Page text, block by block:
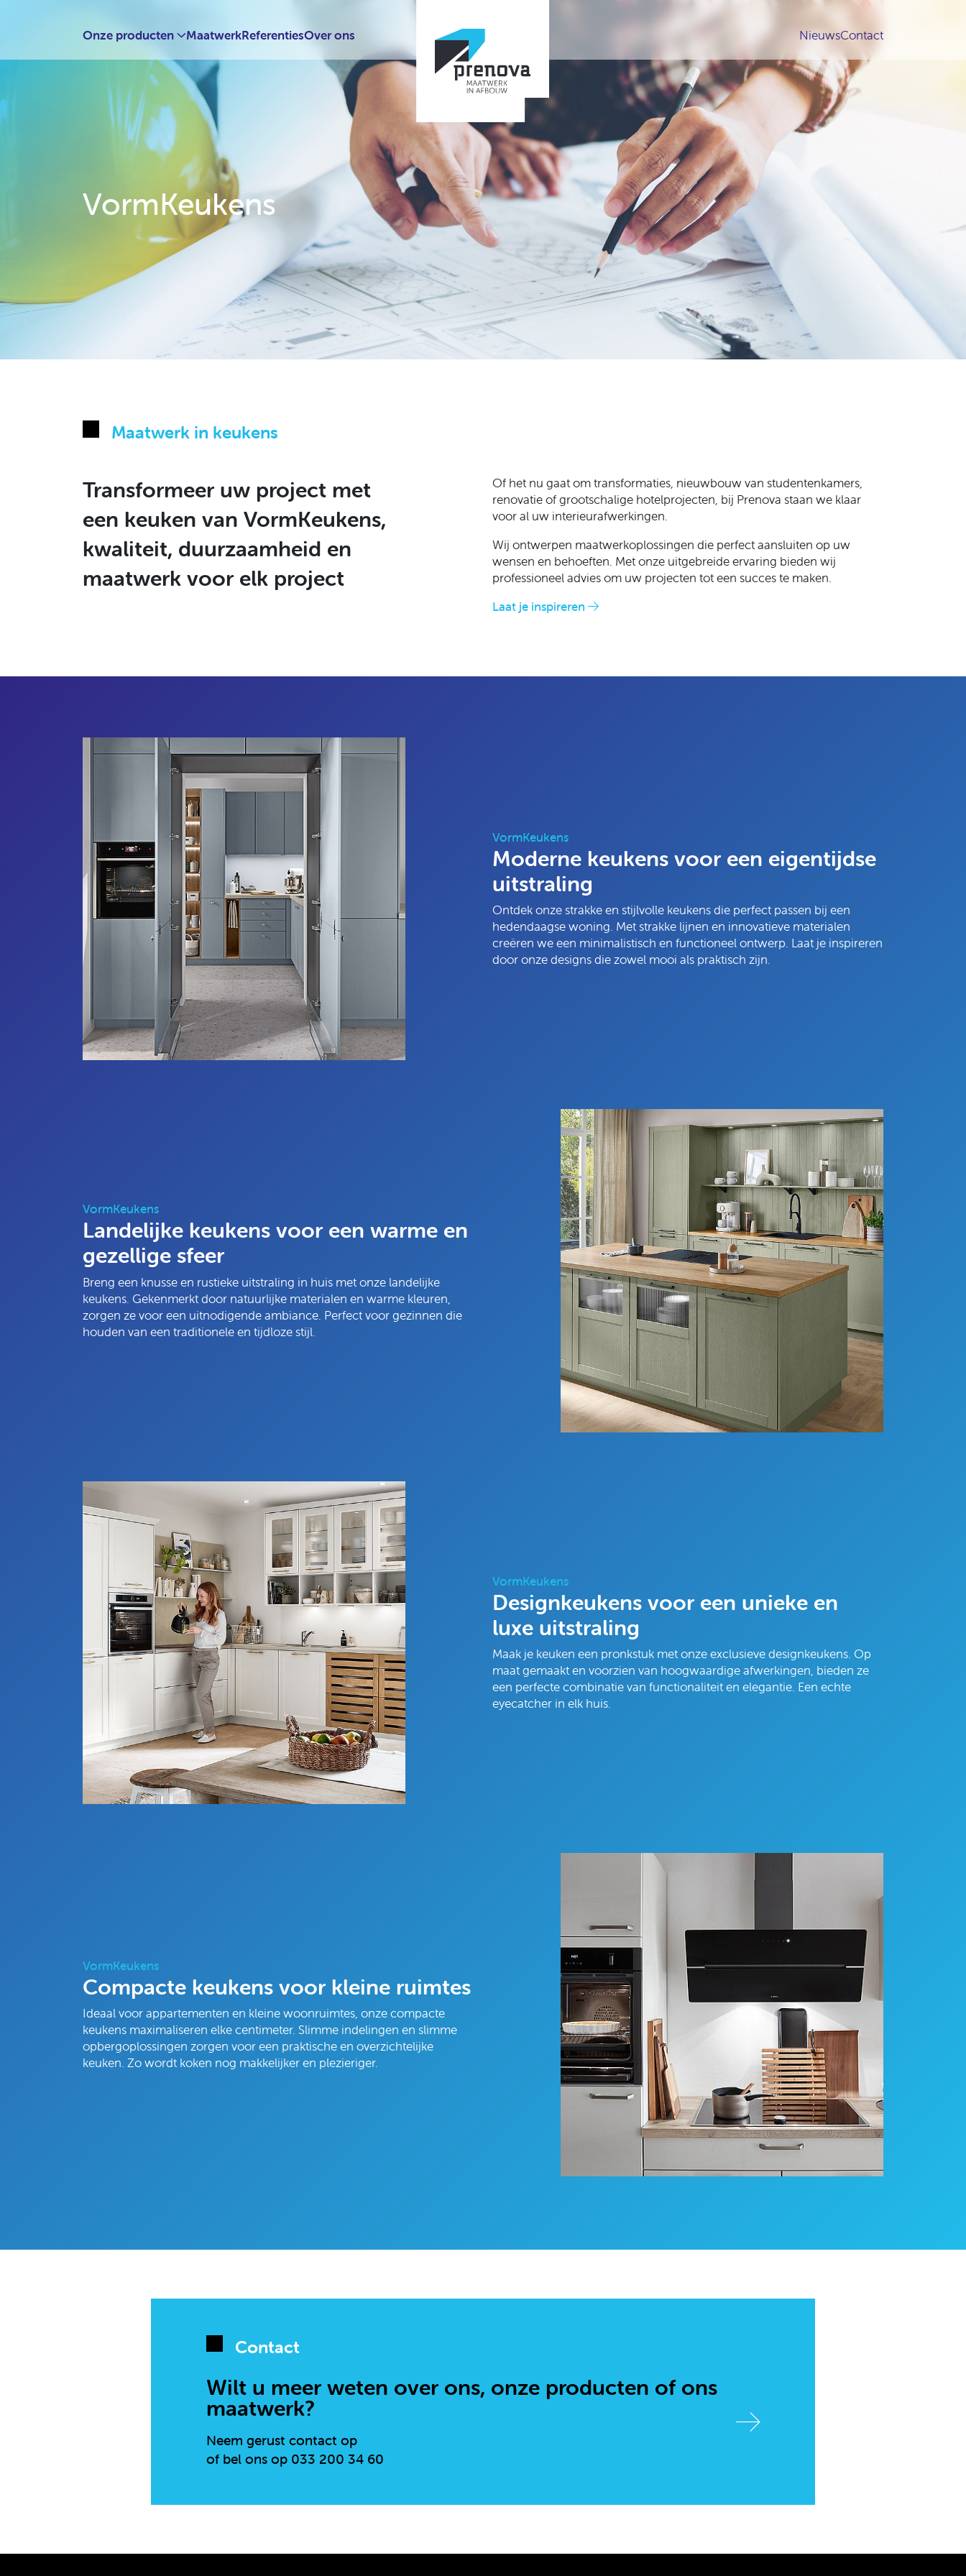
Onze producten MaatwerkReferentiesOver ons NieuwsContact
VormKeukens
Maatwerk in keukens
Transformeer uw project met
een keuken van VormKeukens,
kwaliteit, duurzaamheid en
maatwerk voor elk project
Of het nu gaat om transformaties, nieuwbouw van studentenkamers,
renovatie of grootschalige hotelprojecten, bij Prenova staan we klaar
voor al uw interieurafwerkingen.
Wij ontwerpen maatwerkoplossingen die perfect aansluiten op uw
wensen en behoeften. Met onze uitgebreide ervaring bieden wij
professioneel advies om uw projecten tot een succes te maken.
Laat je inspireren
VormKeukens
Moderne keukens voor een eigentijdse
uitstraling
Ontdek onze strakke en stijlvolle keukens die perfect passen bij een
hedendaagse woning. Met strakke lijnen en innovatieve materialen
creëren we een minimalistisch en functioneel ontwerp. Laat je inspireren
door onze designs die zowel mooi als praktisch zijn.
VormKeukens
Landelijke keukens voor een warme en
gezellige sfeer
Breng een knusse en rustieke uitstraling in huis met onze landelijke
keukens. Gekenmerkt door natuurlijke materialen en warme kleuren,
zorgen ze voor een uitnodigende ambiance. Perfect voor gezinnen die
houden van een traditionele en tijdloze stijl.
VormKeukens
Designkeukens voor een unieke en
luxe uitstraling
Maak je keuken een pronkstuk met onze exclusieve designkeukens. Op
maat gemaakt en voorzien van hoogwaardige afwerkingen, bieden ze
een perfecte combinatie van functionaliteit en elegantie. Een echte
eyecatcher in elk huis.
VormKeukens
Compacte keukens voor kleine ruimtes
Ideaal voor appartementen en kleine woonruimtes, onze compacte
keukens maximaliseren elke centimeter. Slimme indelingen en slimme
opbergoplossingen zorgen voor een praktische en overzichtelijke
keuken. Zo wordt koken nog makkelijker en plezieriger.
Contact
Wilt u meer weten over ons, onze producten of ons
maatwerk?
Neem gerust contact op
of bel ons op 033 200 34 60